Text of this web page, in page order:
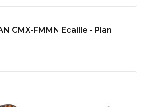
CMX-FMMN Ecaille - Plan